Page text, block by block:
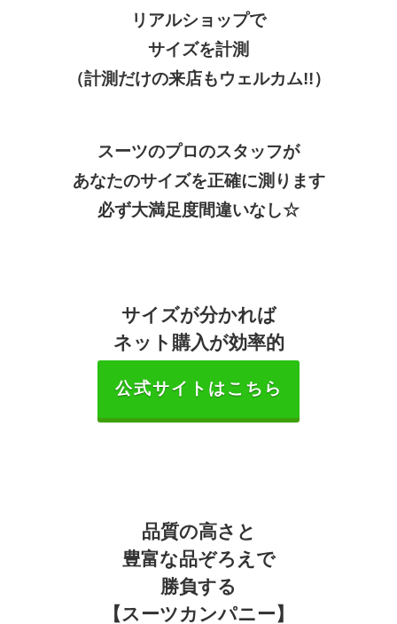
リアルショップで
サイズを計測
（計測だけの来店もウェルカム!!）
スーツのプロのスタッフが
あなたのサイズを正確に測ります
必ず大満足度間違いなし☆
サイズが分かれば
ネット購入が効率的
公式サイトはこちら
品質の高さと
豊富な品ぞろえで
勝負する
【スーツカンパニー】